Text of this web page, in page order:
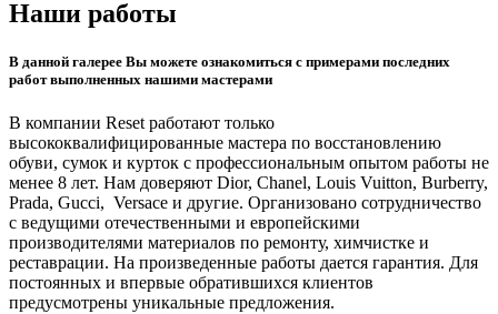
Наши работы
В данной галерее Вы можете ознакомиться с примерами последних
работ выполненных нашими мастерами
В компании Reset работают только
высококвалифицированные мастера по восстановлению
обуви, сумок и курток с профессиональным опытом работы не
менее 8 лет. Нам доверяют Dior, Chanel, Louis Vuitton, Burberry,
Prada, Gucci, Versace и другие. Организовано сотрудничество
с ведущими отечественными и европейскими
производителями материалов по ремонту, химчистке и
реставрации. На произведенные работы дается гарантия. Для
постоянных и впервые обратившихся клиентов
предусмотрены уникальные предложения.